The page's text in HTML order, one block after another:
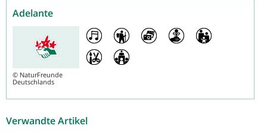
Adelante
© NaturFreunde
Deutschlands
Verwandte Artikel